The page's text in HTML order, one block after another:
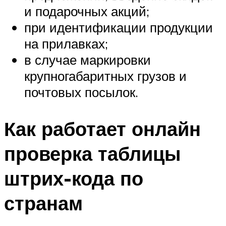
и подарочных акций;
при идентификации продукции
на прилавках;
в случае маркировки
крупногабаритных грузов и
почтовых посылок.
Как работает онлайн
проверка таблицы
штрих-кода по
странам